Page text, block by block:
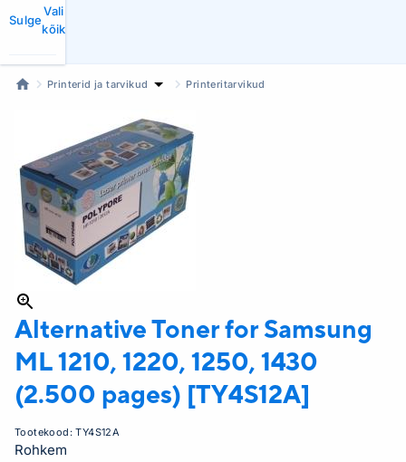
Sulge
Vali
kõik
Printerid ja tarvikud Printeritarvikud
Alternative Toner for Samsung
ML 1210, 1220, 1250, 1430
(2.500 pages) [TY4S12A]
Tootekood:TY4S12A
Rohkem